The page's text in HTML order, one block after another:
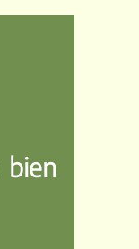
bien